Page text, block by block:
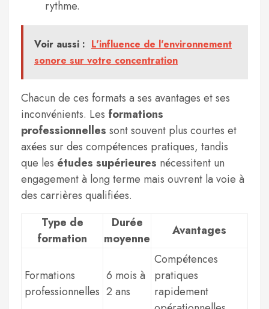
rythme.
Voir aussi : L'influence de l'environnement
sonore sur votre concentration
Chacun de ces formats a ses avantages et ses
inconvénients. Les formations
professionnelles sont souvent plus courtes et
axées sur des compétences pratiques, tandis
que les études supérieures nécessitent un
engagement à long terme mais ouvrent la voie à
des carrières qualifiées.
Type de
formation
Durée
moyenne
Avantages
Formations
professionnelles
6 mois à
2 ans
Compétences
pratiques
rapidement